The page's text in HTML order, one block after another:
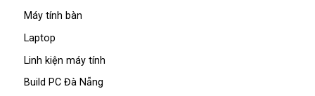
Máy tính bàn
Laptop
Linh kiện máy tính
Build PC Đà Nẵng